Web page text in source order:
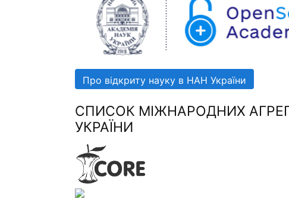
Про відкриту науку в НАН України
СПИСОК МІЖНАРОДНИХ
УКРАЇНИ